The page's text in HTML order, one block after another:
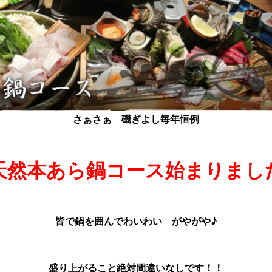
さぁさぁ 磯ぎよし毎年恒例
然本あら鍋コース始まりまし
皆で鍋を囲んでわいわい がやがや♪
盛り上がること絶対間違いなしです！！